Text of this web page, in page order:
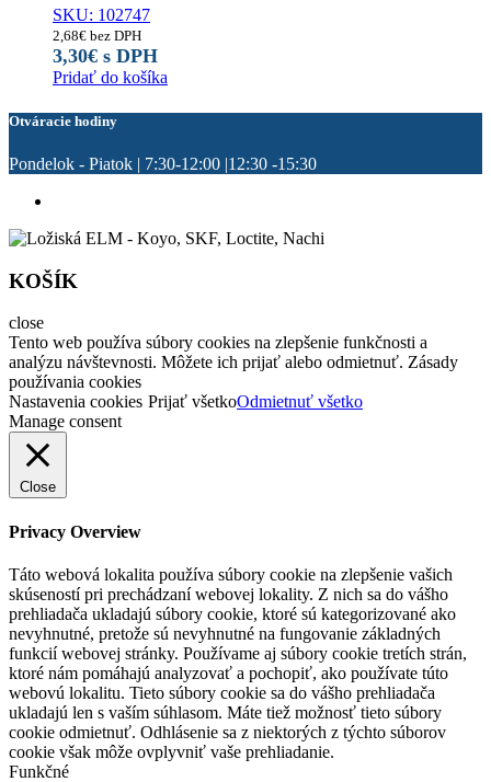
SKU: 102747
2,68€ bez DPH
3,30€ s DPH
Pridať do košíka
Otváracie hodiny
Pondelok - Piatok | 7:30-12:00 |12:30 -15:30
KOŠÍK
close
Tento web používa súbory cookies na zlepšenie funkčnosti a
analýzu návštevnosti. Môžete ich prijať alebo odmietnuť. Zásady
používania cookies
Nastavenia cookies Prijať všetkoOdmietnuť všetko
Manage consent
Close
Privacy Overview
Táto webová lokalita používa súbory cookie na zlepšenie vašich
skúseností pri prechádzaní webovej lokality. Z nich sa do vášho
prehliadača ukladajú súbory cookie, ktoré sú kategorizované ako
nevyhnutné, pretože sú nevyhnutné na fungovanie základných
funkcií webovej stránky. Používame aj súbory cookie tretích strán,
ktoré nám pomáhajú analyzovať a pochopiť, ako používate túto
webovú lokalitu. Tieto súbory cookie sa do vášho prehliadača
ukladajú len s vaším súhlasom. Máte tiež možnosť tieto súbory
cookie odmietnuť. Odhlásenie sa z niektorých z týchto súborov
cookie však môže ovplyvniť vaše prehliadanie.
Funkčné